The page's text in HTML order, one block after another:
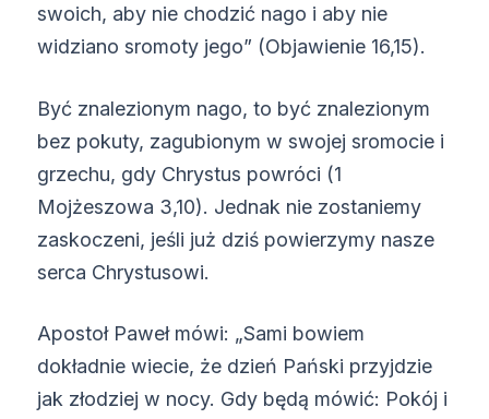
swoich, aby nie chodzić nago i aby nie
widziano sromoty jego” (Objawienie 16,15).
Być znalezionym nago, to być znalezionym
bez pokuty, zagubionym w swojej sromocie i
grzechu, gdy Chrystus powróci (1
Mojżeszowa 3,10). Jednak nie zostaniemy
zaskoczeni, jeśli już dziś powierzymy nasze
serca Chrystusowi.
Apostoł Paweł mówi: „Sami bowiem
dokładnie wiecie, że dzień Pański przyjdzie
jak złodziej w nocy. Gdy będą mówić: Pokój i